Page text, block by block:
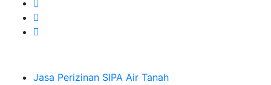
Jasa Perizinan SIPA Air Tanah